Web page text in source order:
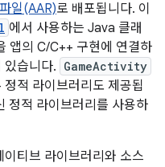
일(AAR)로 배포됩니다. 이
에서 사용하는 Java 클래
앱의 C/C++ 구현에 연결하
있습니다. GameActivity
적 라이브러리도 제공됩
정적 라이브러리를 사용하
이티브 라이브러리와 소스